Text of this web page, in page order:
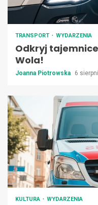
TRANSPORT WYDARZENIA
Odkryj
Wola!
Joanna Piotrowska 6
KULTURA WYDARZENIA